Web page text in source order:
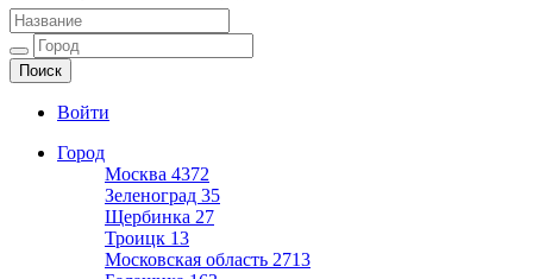
Автомойки
Ещё один сайт на WordPress
Войти
Город
Москва 4372
Зеленоград 35
Щербинка 27
Троицк 13
Московская область 2713